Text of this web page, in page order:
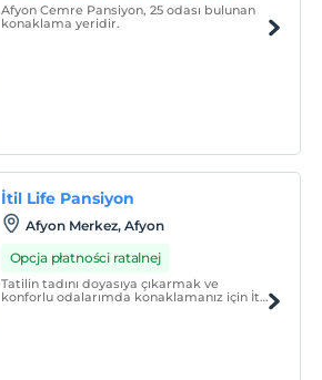
Afyon Cemre Pansiyon, 25 odası bulunan
konaklama yeridir.
İtil Life Pansiyon
Afyon Merkez, Afyon
Opcja płatności ratalnej
Tatilin tadını doyasıya çıkarmak ve
konforlu odalarımda konaklamanız için İtil